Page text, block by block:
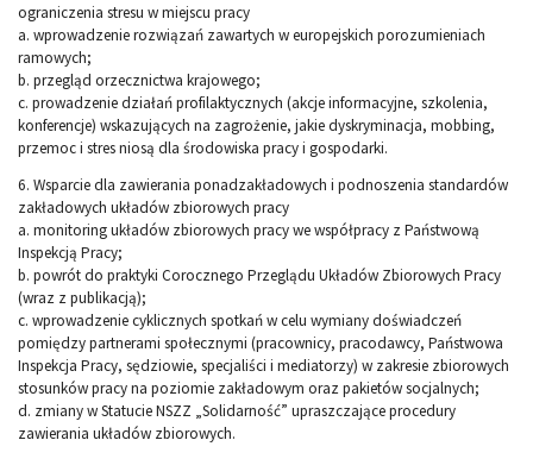
ograniczenia stresu w miejscu pracy
a. wprowadzenie rozwiązań zawartych w europejskich porozumieniach
ramowych;
b. przegląd orzecznictwa krajowego;
c. prowadzenie działań profilaktycznych (akcje informacyjne, szkolenia,
konferencje) wskazujących na zagrożenie, jakie dyskryminacja, mobbing,
przemoc i stres niosą dla środowiska pracy i gospodarki.
6. Wsparcie dla zawierania ponadzakładowych i podnoszenia standardów
zakładowych układów zbiorowych pracy
a. monitoring układów zbiorowych pracy we współpracy z Państwową
Inspekcją Pracy;
b. powrót do praktyki Corocznego Przeglądu Układów Zbiorowych Pracy
(wraz z publikacją);
c. wprowadzenie cyklicznych spotkań w celu wymiany doświadczeń
pomiędzy partnerami społecznymi (pracownicy, pracodawcy, Państwowa
Inspekcja Pracy, sędziowie, specjaliści i mediatorzy) w zakresie zbiorowych
stosunków pracy na poziomie zakładowym oraz pakietów socjalnych;
d. zmiany w Statucie NSZZ „Solidarność” upraszczające procedury
zawierania układów zbiorowych.